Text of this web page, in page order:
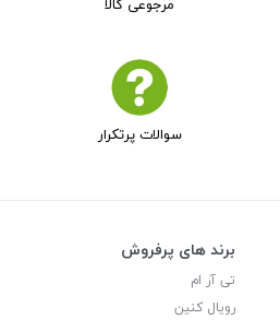
سوالات پرتکرار
برند های پرفروش
تی آر ام
رویال کنین